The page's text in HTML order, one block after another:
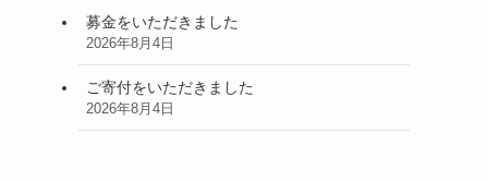
募金をいただきました
2026年8月4日
ご寄付をいただきました
2026年8月4日